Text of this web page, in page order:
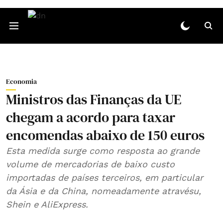
Economia
Ministros das Finanças da UE
chegam a acordo para taxar
encomendas abaixo de 150 euros
Esta medida surge como resposta ao grande
volume de mercadorias de baixo custo
importadas de países terceiros, em particular
da Ásia e da China, nomeadamente atravésu,
Shein e AliExpress.